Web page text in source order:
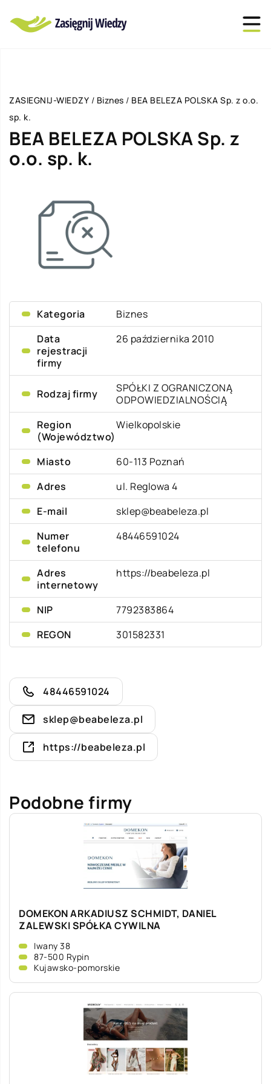
ZASIEGNIJ-WIEDZY / Biznes / BEA BELEZA POLSKA Sp. z o.o.
sp. k.
BEA BELEZA POLSKA Sp. z
o.o. sp. k.
Kategoria
Biznes
Data
rejestracji
firmy
26 października 2010
Rodzaj firmy
SPÓŁKI Z OGRANICZONĄ
ODPOWIEDZIALNOŚCIĄ
Region
(Województwo)
Wielkopolskie
Miasto
60-113 Poznań
Adres
ul. Reglowa 4
E-mail
sklep@beabeleza.pl
Numer
telefonu
48446591024
Adres
internetowy
https://beabeleza.pl
NIP
7792383864
REGON
301582331
48446591024
sklep@beabeleza.pl
https://beabeleza.pl
Podobne firmy
DOMEKON ARKADIUSZ SCHMIDT, DANIEL
ZALEWSKI SPÓŁKA CYWILNA
Iwany 38
87-500 Rypin
Kujawsko-pomorskie